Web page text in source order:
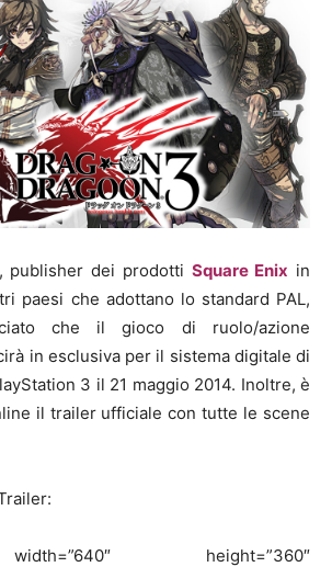
publisher dei prodotti Square Enix in
paesi che adottano lo standard PAL,
che il gioco di ruolo/azione
in esclusiva per il sistema digitale di
3 il 21 maggio 2014. Inoltre, è
il trailer ufficiale con tutte le scene
height=”360″